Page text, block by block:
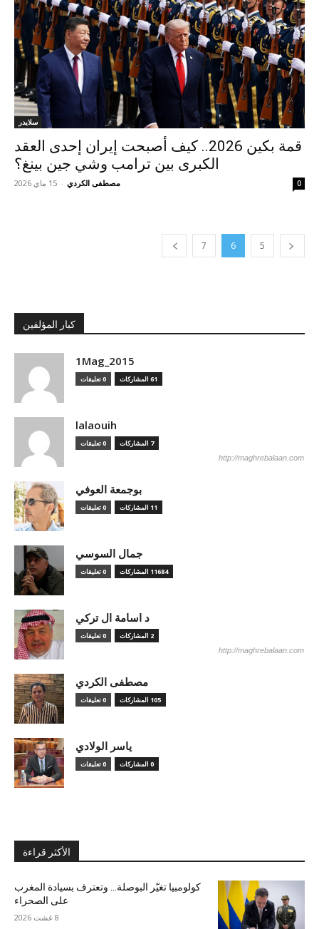
سلايدر
قمة بكين 2026.. كيف أصبحت إيران إحدى العقد
الكبرى بين ترامب وشي جين بينغ؟
مصطفى الكردي - 15 ماي 2026 0
5
6
7
كبار المؤلفين
1Mag_2015
61 المشاركات 0 تعليقات
lalaouih
7 المشاركات 0 تعليقات
http://maghrebalaan.com
بوجمعة العوفي
11 المشاركات 0 تعليقات
جمال السوسي
11684 المشاركات 0 تعليقات
د اسامة ال تركي
2 المشاركات 0 تعليقات
http://maghrebalaan.com
مصطفى الكردي
105 المشاركات 0 تعليقات
ياسر الولادي
0 المشاركات 0 تعليقات
الأكثر قراءة
كولومبيا تغيّر البوصلة… وتعترف بسيادة المغرب
على الصحراء
8 غشت 2026